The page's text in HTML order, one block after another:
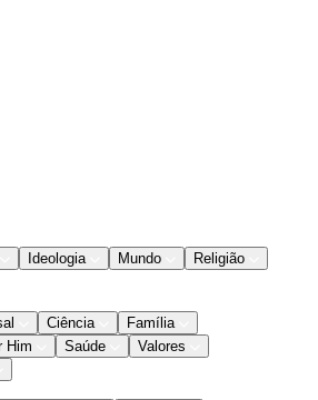
Ideologia Mundo
Religião
Ciência
Família
Him
Saúde
Valores